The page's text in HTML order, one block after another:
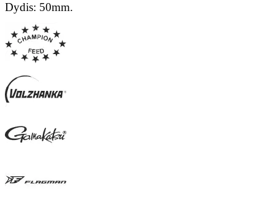
Dydis: 50mm.